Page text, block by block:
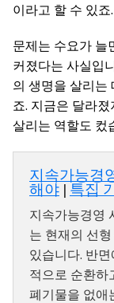
이라고 할 수 있죠.
문제는 수요가 늘
커졌다는 사실입
의 생명을 살리는
죠. 지금은 달라
살리는 역할도 컸
지속가능경
해야 | 특집
지속가능경영
는 현재의 선
있습니다. 반
적으로 순환하
폐기물을 없애